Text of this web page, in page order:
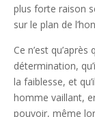
plus forte raison
sur le plan de
Ce n’est
détermination,
la faiblesse, et
homme vaillant,
pouvoir, même